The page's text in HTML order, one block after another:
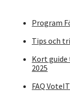
Program
Tips och
Kort
2025
FAQ